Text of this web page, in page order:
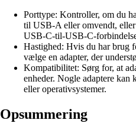
Porttype: Kontroller, om du
til USB-A eller omvendt,
USB-C-til-USB-C-
Hastighed: Hvis du har brug
vælge en adapter, der
Kompatibilitet: Sørg for, at
enheder. Nogle adaptere kan
eller operativsystemer.
Opsummering